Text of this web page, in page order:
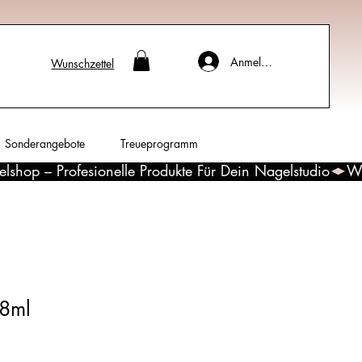
Wunschzettel Anmelden
Sonderangebote Treueprogramm